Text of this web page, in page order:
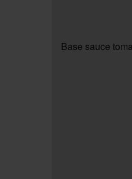
Base sauce